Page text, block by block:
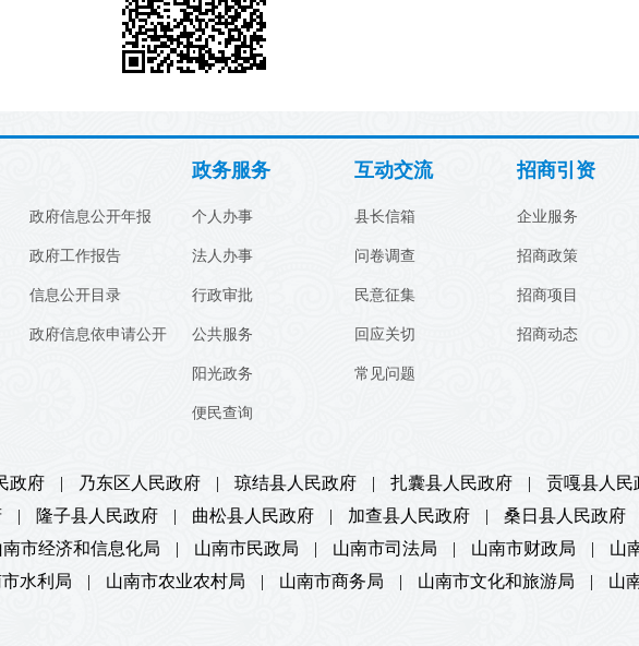
政府信息公开年报
政府工作报告
信息公开目录
政府信息依申请公开
政务服务
个人办事
法人办事
行政审批
公共服务
阳光政务
便民查询
互动交流
县长信箱
问卷调查
民意征集
回应关切
常见问题
招商引资
企业服务
招商政策
招商项目
招商动态
政府 | 乃东区人民政府 | 琼结县人民政府 | 扎囊县人民政府 | 贡嘎县人民
| 隆子县人民政府 | 曲松县人民政府 | 加查县人民政府 | 桑日县人民政府
南市经济和信息化局 | 山南市民政局 | 山南市司法局 | 山南市财政局 |
山
水利局 | 山南市农业农村局 | 山南市商务局 | 山南市文化和旅游局 | 山